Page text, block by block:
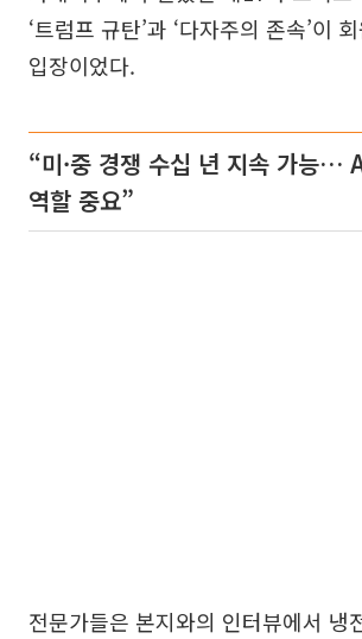
‘트럼프 규탄’과 ‘다자주의 존속’이
입장이었다.
“미·중 경쟁 수십 년 지속 가능…
역할 중요”
전문가들은 본지와의 인터뷰에서 냉